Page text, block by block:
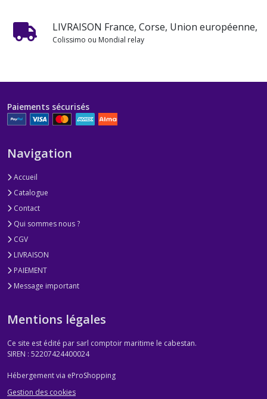
LIVRAISON France, Corse, Union européenne,
Colissimo ou Mondial relay
Paiements sécurisés
Navigation
Accueil
Catalogue
Contact
Qui sommes nous ?
CGV
LIVRAISON
PAIEMENT
Message important
Mentions légales
Ce site est édité par sarl comptoir maritime le cabestan.
SIREN : 52207424400024
Hébergement via eProShopping
Gestion des cookies